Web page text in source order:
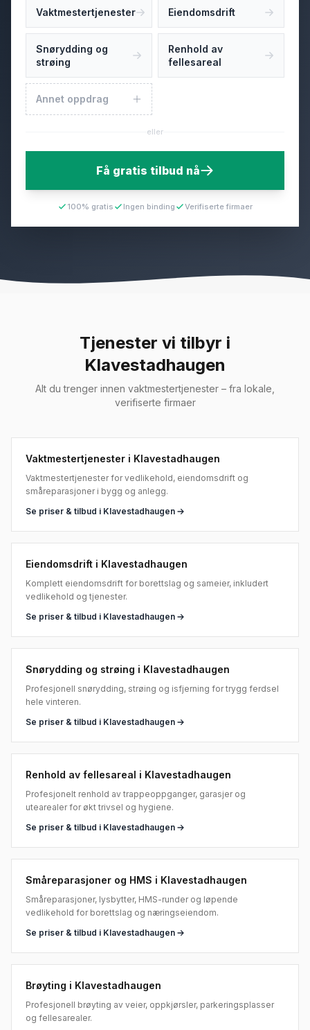
Vaktmestertjenester Eiendomsdrift
Snørydding og
strøing
Renhold av
fellesareal
Annet oppdrag
eller
Få gratis tilbud nå
100% gratis Ingen binding Verifiserte firmaer
Tjenester vi tilbyr i
Klavestadhaugen
Alt du trenger innen vaktmestertjenester – fra lokale,
verifiserte firmaer
Vaktmestertjenester i Klavestadhaugen
Vaktmestertjenester for vedlikehold, eiendomsdrift og
småreparasjoner i bygg og anlegg.
Se priser & tilbud i Klavestadhaugen
Eiendomsdrift i Klavestadhaugen
Komplett eiendomsdrift for borettslag og sameier, inkludert
vedlikehold og tjenester.
Se priser & tilbud i Klavestadhaugen
Snørydding og strøing i Klavestadhaugen
Profesjonell snørydding, strøing og isfjerning for trygg ferdsel
hele vinteren.
Se priser & tilbud i Klavestadhaugen
Renhold av fellesareal i Klavestadhaugen
Profesjonelt renhold av trappeoppganger, garasjer og
utearealer for økt trivsel og hygiene.
Se priser & tilbud i Klavestadhaugen
Småreparasjoner og HMS i Klavestadhaugen
Småreparasjoner, lysbytter, HMS-runder og løpende
vedlikehold for borettslag og næringseiendom.
Se priser & tilbud i Klavestadhaugen
Brøyting i Klavestadhaugen
Profesjonell brøyting av veier, oppkjørsler, parkeringsplasser
og fellesarealer.